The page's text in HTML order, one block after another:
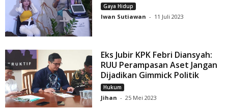
Gaya Hidup
Iwan Sutiawan - 11 Juli 2023
Eks Jubir KPK Febri Diansyah:
RUU Perampasan Aset Jangan
Dijadikan Gimmick Politik
Hukum
Jihan - 25 Mei 2023